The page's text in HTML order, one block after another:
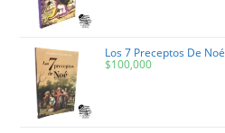
Los 7 Preceptos De Noé
$100,000